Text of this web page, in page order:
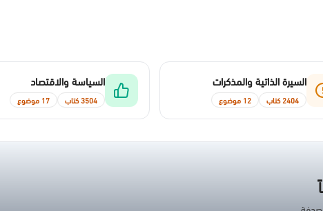
السيرة الذاتية والمذكرات
2404 كتاب 12 موضوع
السياسة والاقتصاد
3504 كتاب 17 موضوع